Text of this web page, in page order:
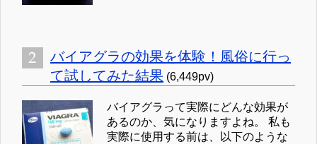
バイアグラの効果を体験！風俗に行っ
て試してみた結果 (6,449pv)
バイアグラって実際にどんな効果が
あるのか、気になりますよね。 私も
実際に使用する前は、以下のような